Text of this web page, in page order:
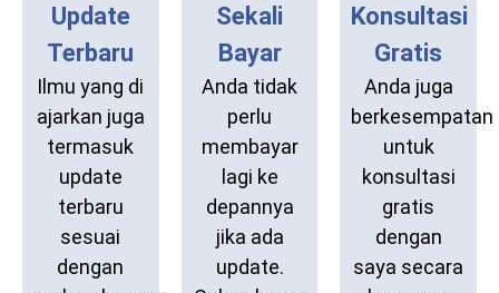
Update
Terbaru
Ilmu yang di
ajarkan juga
termasuk
update
terbaru
sesuai
dengan
Sekali
Bayar
Anda tidak
perlu
membayar
lagi ke
depannya
jika ada
update.
Konsultasi
Gratis
Anda juga
berkesempatan
untuk
konsultasi
gratis
dengan
saya secara